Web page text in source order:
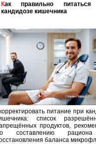
Как правильно питаться при
кандидозе кишечника
питание при
список
продуктов,
составлению
баланса